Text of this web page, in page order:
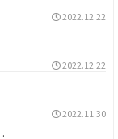
2022.12.22
2022.12.22
2022.11.30
에 관한 고시 …